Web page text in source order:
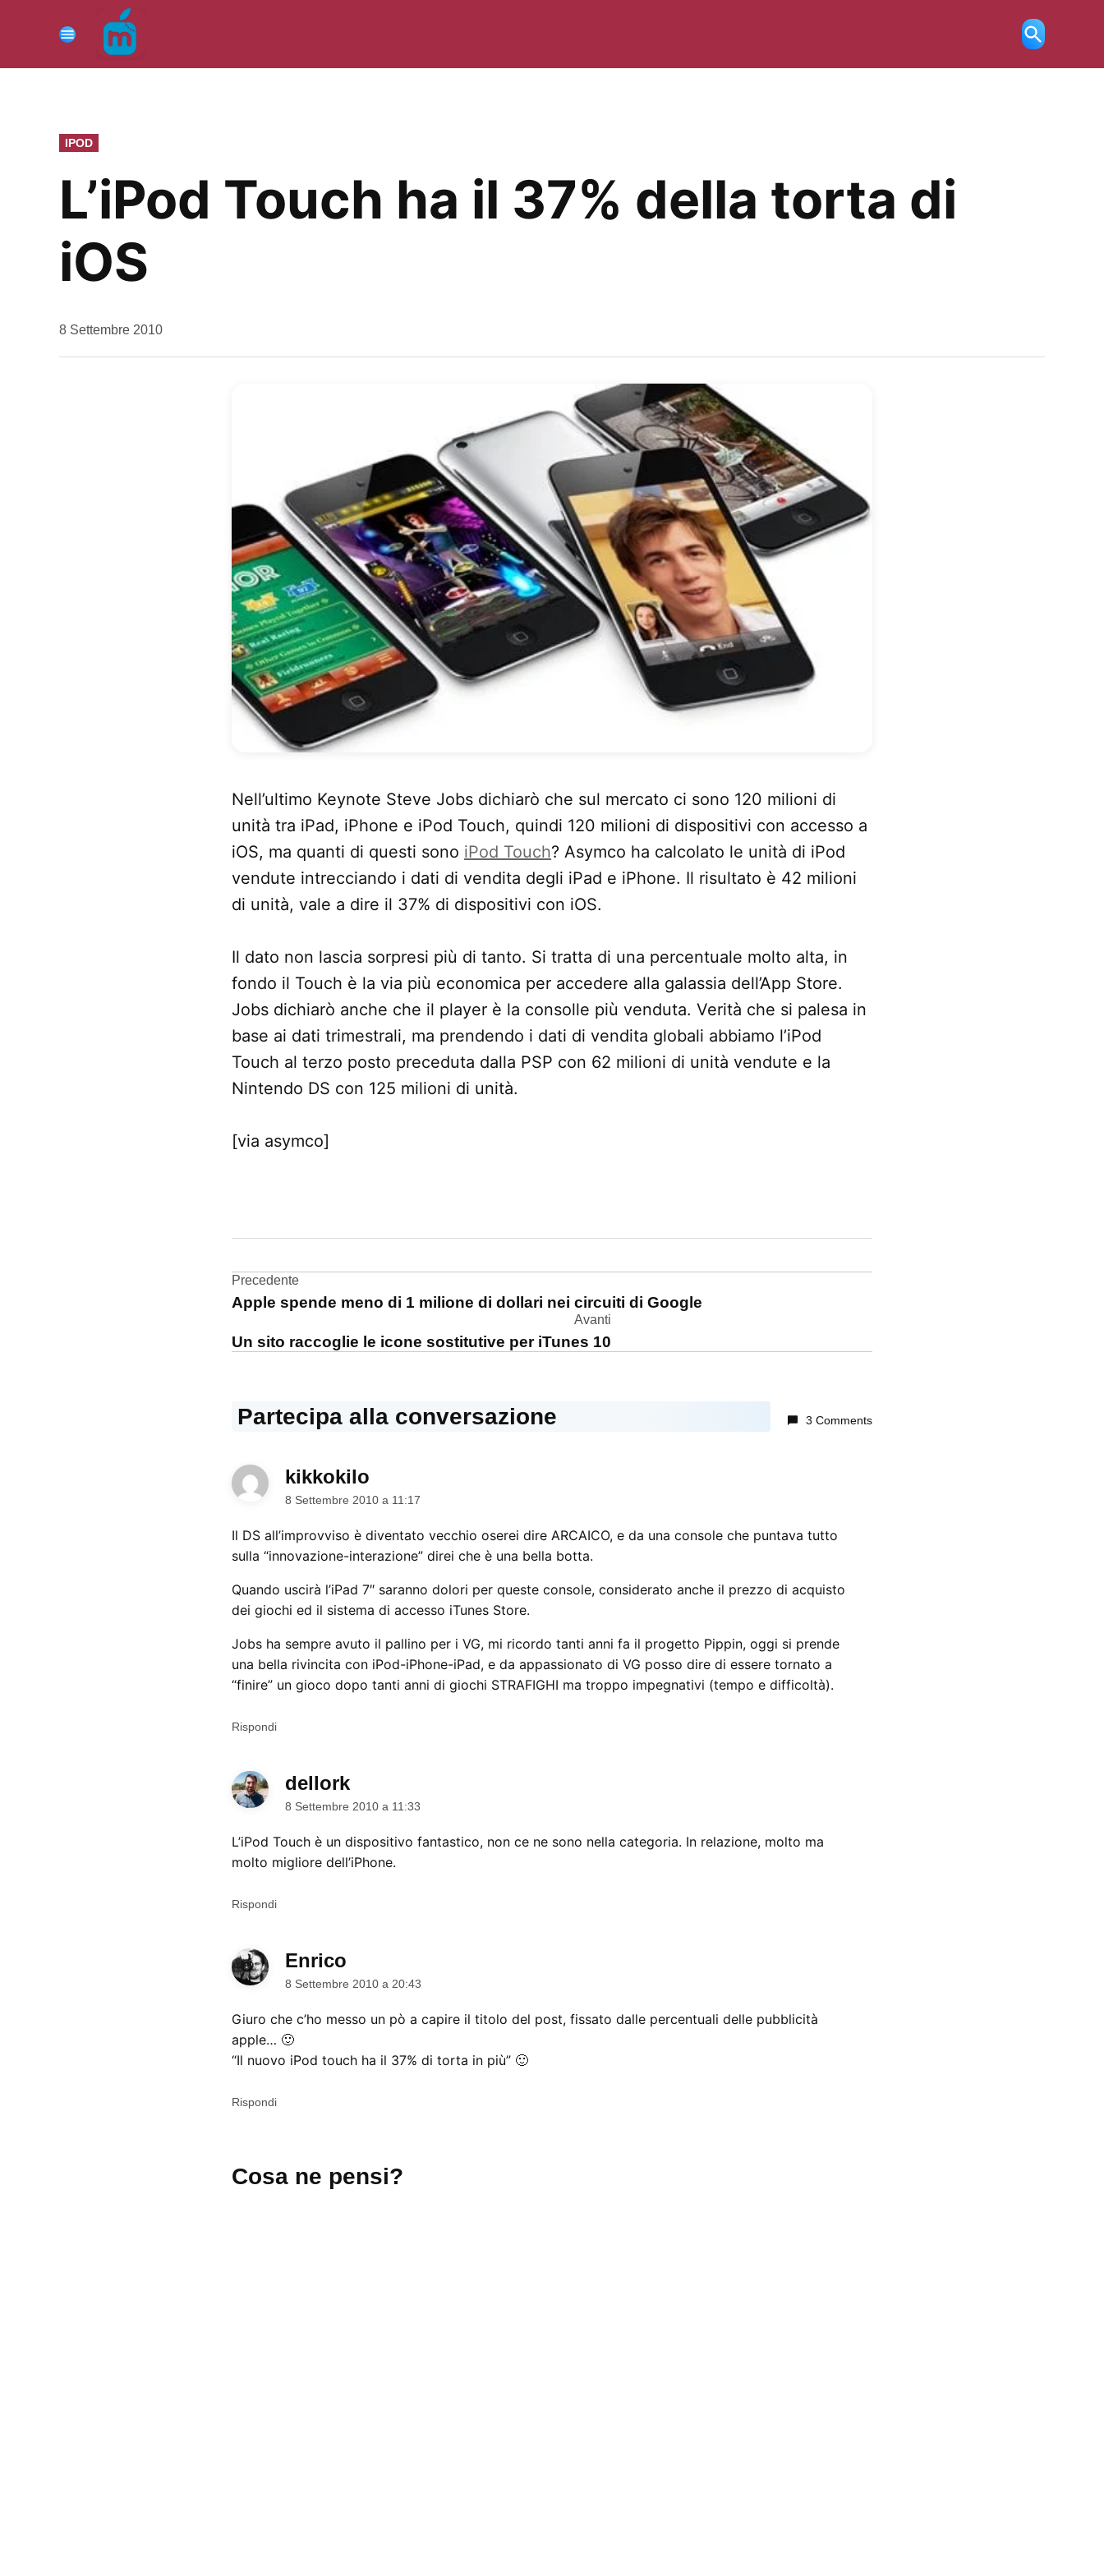
contenuto
Menu
Ricerca
aperta
PUBBLICATO
IN
IPOD
L’iPod Touch ha il 37% della torta di
iOS
da
8 Settembre 2010
Nell’ultimo Keynote Steve Jobs dichiarò che sul mercato ci sono 120 milioni di
unità tra iPad, iPhone e iPod Touch, quindi 120 milioni di dispositivi con accesso a
iOS, ma quanti di questi sono iPod Touch? Asymco ha calcolato le unità di iPod
vendute intrecciando i dati di vendita degli iPad e iPhone. Il risultato è 42 milioni
di unità, vale a dire il 37% di dispositivi con iOS.
Il dato non lascia sorpresi più di tanto. Si tratta di una percentuale molto alta, in
fondo il Touch è la via più economica per accedere alla galassia dell’App Store.
Jobs dichiarò anche che il player è la consolle più venduta. Verità che si palesa in
base ai dati trimestrali, ma prendendo i dati di vendita globali abbiamo l’iPod
Touch al terzo posto preceduta dalla PSP con 62 milioni di unità vendute e la
Nintendo DS con 125 milioni di unità.
[via asymco]
iOS
Touch
Navigazione
Precedente
Apple spende meno di 1 milione di dollari nei circuiti di Google
Avanti
Un sito raccoglie le icone sostitutive per iTunes 10
Partecipa alla conversazione 3 Comments
kikkokilo
8 Settembre 2010 a 11:17
Il DS all’improvviso è diventato vecchio oserei dire ARCAICO, e da una console che puntava tutto
sulla “innovazione-interazione” direi che è una bella botta.
Quando uscirà l’iPad 7″ saranno dolori per queste console, considerato anche il prezzo di acquisto
dei giochi ed il sistema di accesso iTunes Store.
Jobs ha sempre avuto il pallino per i VG, mi ricordo tanti anni fa il progetto Pippin, oggi si prende
una bella rivincita con iPod-iPhone-iPad, e da appassionato di VG posso dire di essere tornato a
“finire” un gioco dopo tanti anni di giochi STRAFIGHI ma troppo impegnativi (tempo e difficoltà).
Rispondi
dellorkdice:
8 Settembre 2010 a 11:33
L’iPod Touch è un dispositivo fantastico, non ce ne sono nella categoria. In relazione, molto ma
molto migliore dell’iPhone.
Rispondi
Enrico
8 Settembre 2010 a 20:43
Giuro che c’ho messo un pò a capire il titolo del post, fissato dalle percentuali delle pubblicità
apple… 🙂
“Il nuovo iPod touch ha il 37% di torta in più” 🙂
Rispondi
un
Cosa ne pensi?